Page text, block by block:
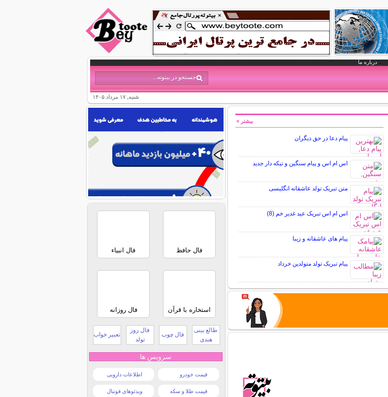
درباره ما
شنبه, ۱۷ مرداد ۱۴۰۵
پیام دعا در حق دیگران
اس ام اس و پیام سنگین و تیکه دار جدید
متن تبریک تولد عاشقانه انگلیسی
اس ام اس تبریک عید غدیر خم (8)
پیام های عاشقانه و زیبا
پیام تبریک تولد متولدین خرداد
بیشتر »
فال حافظ فال انبیاء
استخاره با قرآن فال روزانه
طالع بینی
هندی
فال چوب
فال روز
تولد
تعبیر خواب
سرویس ها
قیمت خودرو اطلاعات دارویی
قیمت طلا و سکه ویدئوهای فوتبال